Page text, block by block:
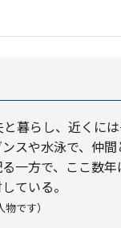
暮らし、近くに
スや水泳で、仲間
一方で、ここ数年
ている。
です）